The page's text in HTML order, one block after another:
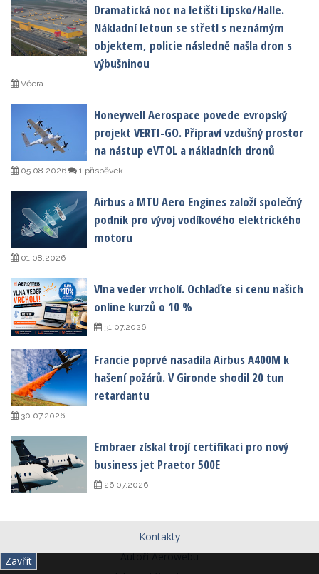
Zavřít
Dramatická noc na letišti Lipsko/Halle.
Nákladní letoun se střetl s neznámým
objektem, policie následně našla dron s
výbušninou
Včera
Honeywell Aerospace povede evropský
projekt VERTI-GO. Připraví vzdušný prostor
na nástup eVTOL a nákladních dronů
05.08.2026 1 příspěvek
Airbus a MTU Aero Engines založí společný
podnik pro vývoj vodíkového elektrického
motoru
01.08.2026
Vlna veder vrcholí. Ochlaďte si cenu našich
online kurzů o 10 %
31.07.2026
Francie poprvé nasadila Airbus A400M k
hašení požárů. V Gironde shodil 20 tun
retardantu
30.07.2026
Embraer získal trojí certifikaci pro nový
business jet Praetor 500E
26.07.2026
Kontakty
Autoři Aerowebu